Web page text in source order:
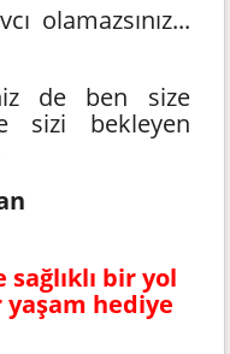
olamazsınız...
de ben size
sizi bekleyen
sağlıklı bir yol
hediye